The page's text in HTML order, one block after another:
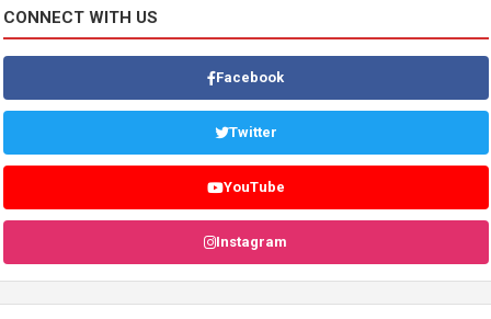
CONNECT WITH US
Facebook
Twitter
YouTube
Instagram